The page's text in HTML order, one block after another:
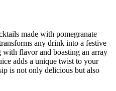
made with pomegranate
any drink into a festive
flavor and boasting an array
adds a unique twist to your
is not only delicious but also